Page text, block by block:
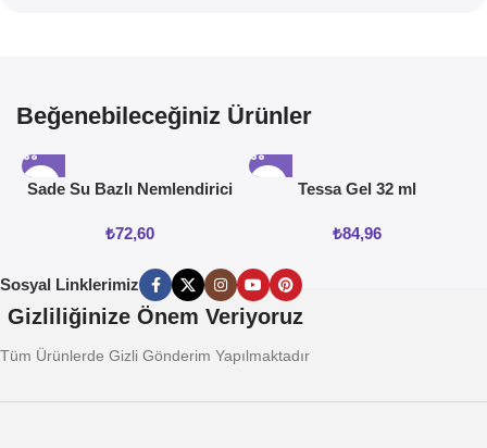
Beğenebileceğiniz Ürünler
Sade Su Bazlı Nemlendirici
₺72,60
Tessa Gel 32 ml
₺84,96
Sosyal Linklerimiz
Gizliliğinize Önem Veriyoruz
Tüm Ürünlerde Gizli Gönderim Yapılmaktadır